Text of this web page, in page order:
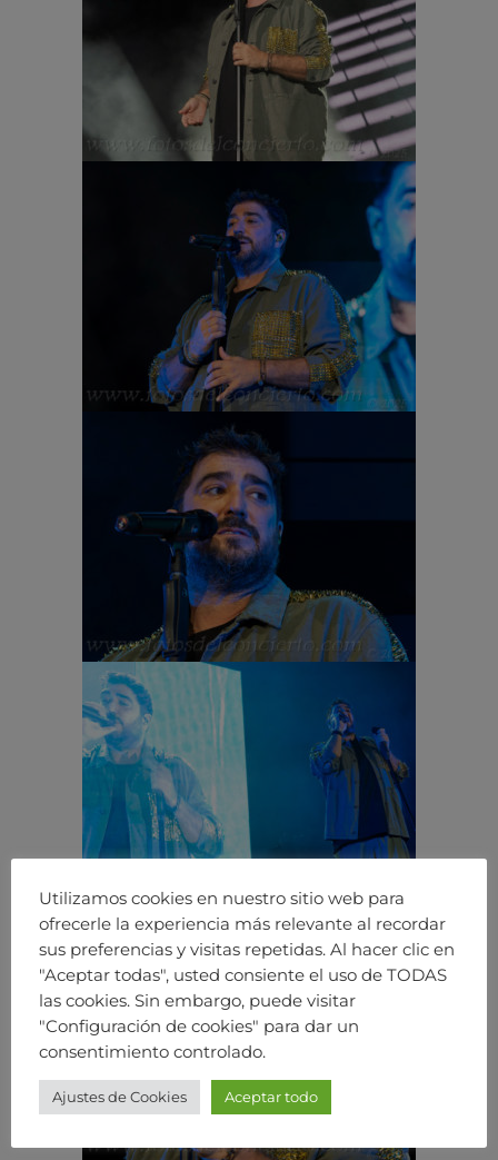
Utilizamos cookies en nuestro sitio web para
ofrecerle la experiencia más relevante al recordar
sus preferencias y visitas repetidas. Al hacer clic en
"Aceptar todas", usted consiente el uso de TODAS
las cookies. Sin embargo, puede visitar
"Configuración de cookies" para dar un
consentimiento controlado.
Ajustes de Cookies Aceptar todo